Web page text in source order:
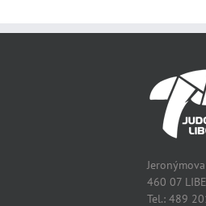
460 07
Tel.: 489